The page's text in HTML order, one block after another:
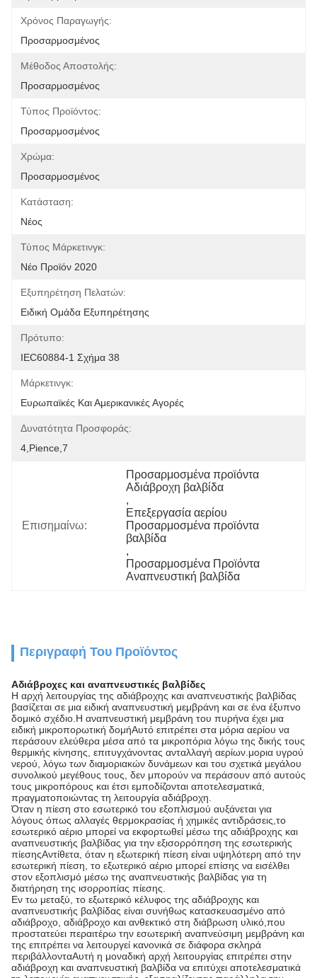
Χρόνος Παραγωγής:
Προσαρμοσμένος
Μέθοδος Αποστολής:
Προσαρμοσμένος
Τύπος Προϊόντος:
Προσαρμοσμένος
Χρώμα:
Προσαρμοσμένος
Κατάσταση:
Νέος
Τύπος Μάρκετινγκ:
Νέο Προϊόν 2020
Εξυπηρέτηση Πελατών:
Ειδική Ομάδα Εξυπηρέτησης
Πρότυπο:
IEC60884-1 Σχήμα 38
Μάρκετινγκ:
Ευρωπαϊκές Και Αμερικανικές Αγορές
Δυνατότητα Προσφοράς:
4,pience,7
Επισημαίνω:
Προσαρμοσμένα προϊόντα
Αδιάβροχη βαλβίδα
,
Επεξεργασία αερίου
Προσαρμοσμένα προϊόντα
βαλβίδα
,
Προσαρμοσμένα Προϊόντα
Αναπνευστική βαλβίδα
Περιγραφή Του Προϊόντος
Αδιάβροχες και αναπνευστικές βαλβίδες
Η αρχή λειτουργίας της αδιάβροχης και αναπνευστικής βαλβίδας
βασίζεται σε μια ειδική αναπνευστική μεμβράνη και σε ένα έξυπνο
δομικό σχέδιο.Η αναπνευστική μεμβράνη του πυρήνα έχει μια
ειδική μικροπορωτική δομήΑυτό επιτρέπει στα μόρια αερίου να
περάσουν ελεύθερα μέσα από τα μικροπόρια λόγω της δικής τους
θερμικής κίνησης, επιτυγχάνοντας ανταλλαγή αερίων.μορια υγρού
νερού, λόγω των διαμοριακών δυνάμεων και του σχετικά μεγάλου
συνολικού μεγέθους τους, δεν μπορούν να περάσουν από αυτούς
τους μικροπόρους και έτσι εμποδίζονται αποτελεσματικά,
πραγματοποιώντας τη λειτουργία αδιάβροχη.
Όταν η πίεση στο εσωτερικό του εξοπλισμού αυξάνεται για
λόγους όπως αλλαγές θερμοκρασίας ή χημικές αντιδράσεις,το
εσωτερικό αέριο μπορεί να εκφορτωθεί μέσω της αδιάβροχης και
αναπνευστικής βαλβίδας για την εξισορρόπηση της εσωτερικής
πίεσηςΑντίθετα, όταν η εξωτερική πίεση είναι υψηλότερη από την
εσωτερική πίεση, το εξωτερικό αέριο μπορεί επίσης να εισέλθει
στον εξοπλισμό μέσω της αναπνευστικής βαλβίδας για τη
διατήρηση της ισορροπίας πίεσης.
Εν τω μεταξύ, το εξωτερικό κέλυφος της αδιάβροχης και
αναπνευστικής βαλβίδας είναι συνήθως κατασκευασμένο από
αδιάβροχο, αδιάβροχο και ανθεκτικό στη διάβρωση υλικό,που
προστατεύει περαιτέρω την εσωτερική αναπνεύσιμη μεμβράνη και
της επιτρέπει να λειτουργεί κανονικά σε διάφορα σκληρά
περιβάλλονταΑυτή η μοναδική αρχή λειτουργίας επιτρέπει στην
αδιάβροχη και αναπνευστική βαλβίδα να επιτύχει αποτελεσματικά